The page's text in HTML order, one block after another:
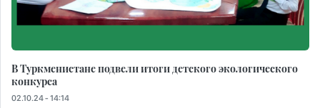
В Туркменистане подвели итоги детского экологического
конкурса
02.10.24 - 14:14